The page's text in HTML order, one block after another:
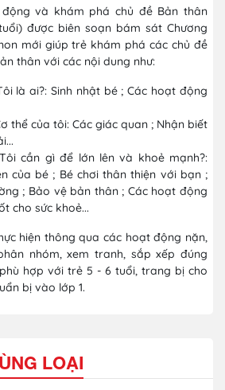
và khám phá chủ đề Bản thân
được biên soạn bám sát Chương
mới giúp trẻ khám phá các chủ đề
thân với các nội dung như:
là ai?: Sinh nhật bé ; Các hoạt động
thể của tôi: Các giác quan ; Nhận biết
cần gì để lớn lên và khoẻ mạnh?:
của bé ; Bé chơi thân thiện với bạn ;
; Bảo vệ bản thân ; Các hoạt động
cho sức khoẻ...
hiện thông qua các hoạt động nặn,
nhóm, xem tranh, sắp xếp đúng
hợp với trẻ 5 - 6 tuổi, trang bị cho
bị vào lớp 1.
LOẠI